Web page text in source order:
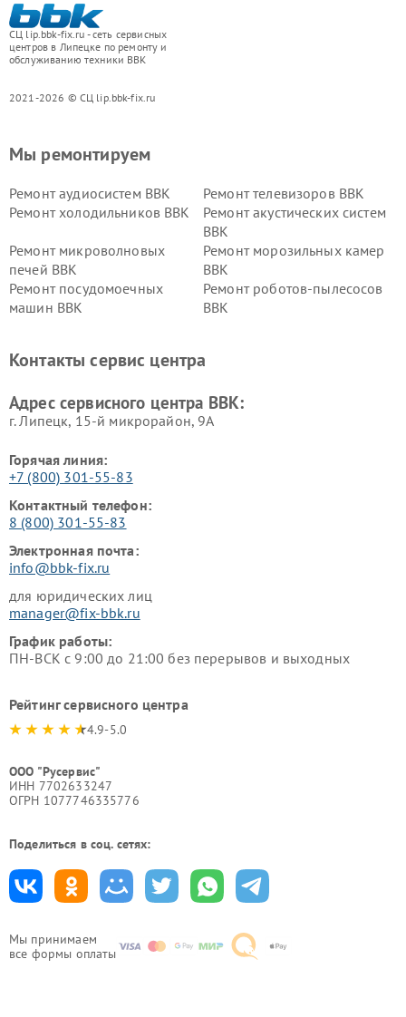
СЦ lip.bbk-fix.ru - сеть сервисных
центров в Липецке по ремонту и
обслуживанию техники BBK
2021-2026 © СЦ lip.bbk-fix.ru
Мы принимаем
все формы оплаты
Мы ремонтируем
Ремонт аудиосистем BBK
Ремонт телевизоров BBK
Ремонт холодильников BBK
Ремонт акустических систем
BBK
Ремонт микроволновых
печей BBK
Ремонт морозильных камер
BBK
Ремонт посудомоечных
машин BBK
Ремонт роботов-пылесосов
BBK
Ремонт винных шкафов BBK
Контакты сервис центра
Адрес сервисного центра BBK:
г. Липецк, 15-й микрорайон, 9А
Горячая линия:
+7 (800) 301-55-83
Контактный телефон:
8 (800) 301-55-83
Электронная почта:
info@bbk-fix.ru
для юридических лиц
manager@fix-bbk.ru
График работы:
ПН-ВСК с 9:00 до 21:00 без перерывов и выходных
Рейтинг сервисного центра
4.9-5.0
ООО "Русервис"
ИНН 7702633247
ОГРН 1077746335776
Поделиться в соц. сетях: